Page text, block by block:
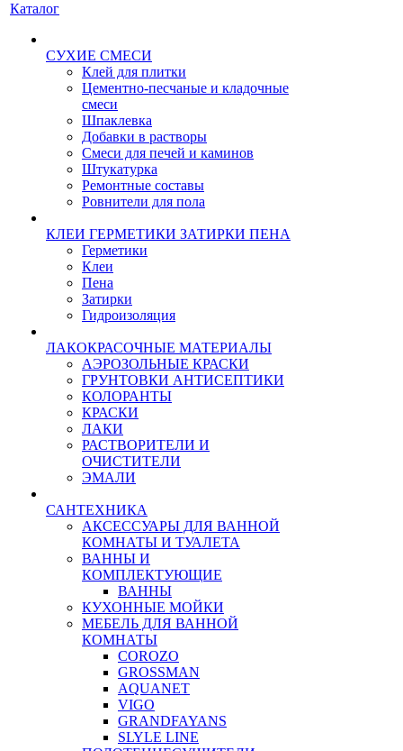
Каталог
СУХИЕ СМЕСИ
Клей для плитки
Цементно-песчаные и кладочные
смеси
Шпаклевка
Добавки в растворы
Смеси для печей и каминов
Штукатурка
Ремонтные составы
Ровнители для пола
КЛЕИ ГЕРМЕТИКИ ЗАТИРКИ ПЕНА
Герметики
Клеи
Пена
Затирки
Гидроизоляция
ЛАКОКРАСОЧНЫЕ МАТЕРИАЛЫ
АЭРОЗОЛЬНЫЕ КРАСКИ
ГРУНТОВКИ АНТИСЕПТИКИ
КОЛОРАНТЫ
КРАСКИ
ЛАКИ
РАСТВОРИТЕЛИ И
ОЧИСТИТЕЛИ
ЭМАЛИ
САНТЕХНИКА
АКСЕССУАРЫ ДЛЯ ВАННОЙ
КОМНАТЫ И ТУАЛЕТА
ВАННЫ И
КОМПЛЕКТУЮЩИЕ
ВАННЫ
КУХОННЫЕ МОЙКИ
МЕБЕЛЬ ДЛЯ ВАННОЙ
КОМНАТЫ
COROZO
GROSSMAN
AQUANET
VIGO
GRANDFAYANS
SLYLE LINE